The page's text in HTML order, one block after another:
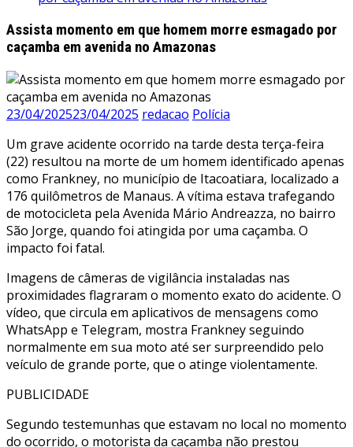
Assista momento em que homem morre esmagado por
caçamba em avenida no Amazonas
23/04/202523/04/2025 redacao Polícia
Um grave acidente ocorrido na tarde desta terça-feira
(22) resultou na morte de um homem identificado apenas
como Frankney, no município de Itacoatiara, localizado a
176 quilômetros de Manaus. A vítima estava trafegando
de motocicleta pela Avenida Mário Andreazza, no bairro
São Jorge, quando foi atingida por uma caçamba. O
impacto foi fatal.
Imagens de câmeras de vigilância instaladas nas
proximidades flagraram o momento exato do acidente. O
vídeo, que circula em aplicativos de mensagens como
WhatsApp e Telegram, mostra Frankney seguindo
normalmente em sua moto até ser surpreendido pelo
veículo de grande porte, que o atinge violentamente.
PUBLICIDADE
Segundo testemunhas que estavam no local no momento
do ocorrido, o motorista da caçamba não prestou